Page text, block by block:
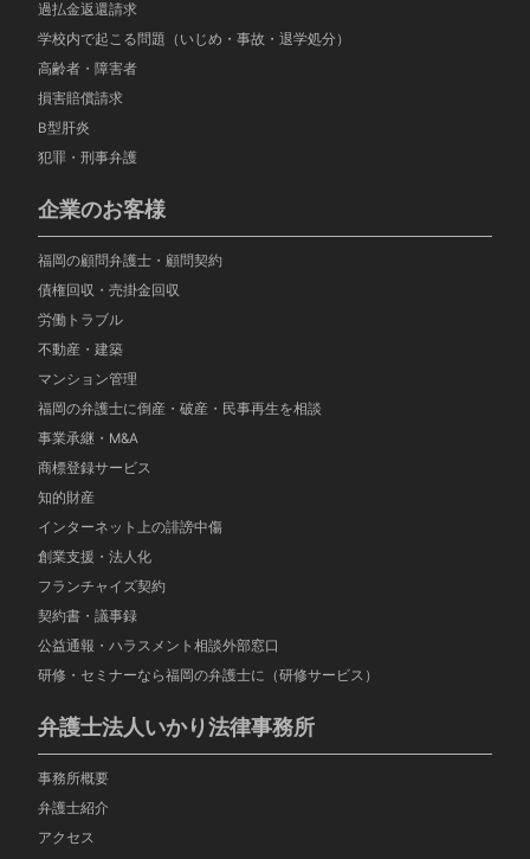
過払金返還請求
学校内で起こる問題（いじめ・事故・退学処分）
高齢者・障害者
損害賠償請求
B型肝炎
犯罪・刑事弁護
企業のお客様
福岡の顧問弁護士・顧問契約
債権回収・売掛金回収
労働トラブル
不動産・建築
マンション管理
福岡の弁護士に倒産・破産・民事再生を相談
事業承継・M&A
商標登録サービス
知的財産
インターネット上の誹謗中傷
創業支援・法人化
フランチャイズ契約
契約書・議事録
公益通報・ハラスメント相談外部窓口
研修・セミナーなら福岡の弁護士に（研修サービス）
弁護士法人いかり法律事務所
事務所概要
弁護士紹介
アクセス